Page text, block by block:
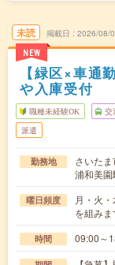
未読
NEW
掲載日 2026/08/
【緑区×車通
や入庫受付
職種未経験OK 交
派遣
勤務地
さいた
浦和美
曜日頻度
月・火
を組みま
時間 09:00～